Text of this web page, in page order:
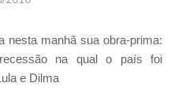
nesta manhã sua obra-prima:
na qual o país foi
e Dilma